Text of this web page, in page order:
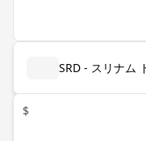
SRD - スリナム
$